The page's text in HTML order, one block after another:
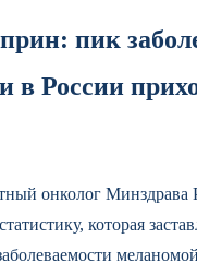
пик
в России
онколог Минздрава
которая